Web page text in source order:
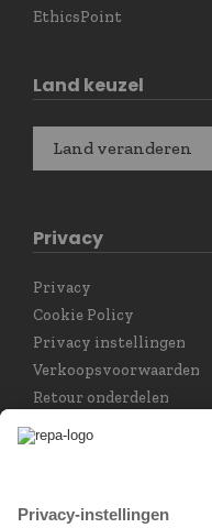
EthicsPoint
Land keuzel
Land veranderen
Privacy
Privacy
Cookie Policy
Privacy instellingen
Verkoopsvoorwaarden
Retour onderdelen